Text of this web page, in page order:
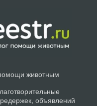
животным
объявлений